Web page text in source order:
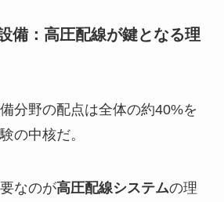
備：高圧配線が鍵となる理
分野の配点は全体の約40%を
の中核だ。
なのが高圧配線システムの理